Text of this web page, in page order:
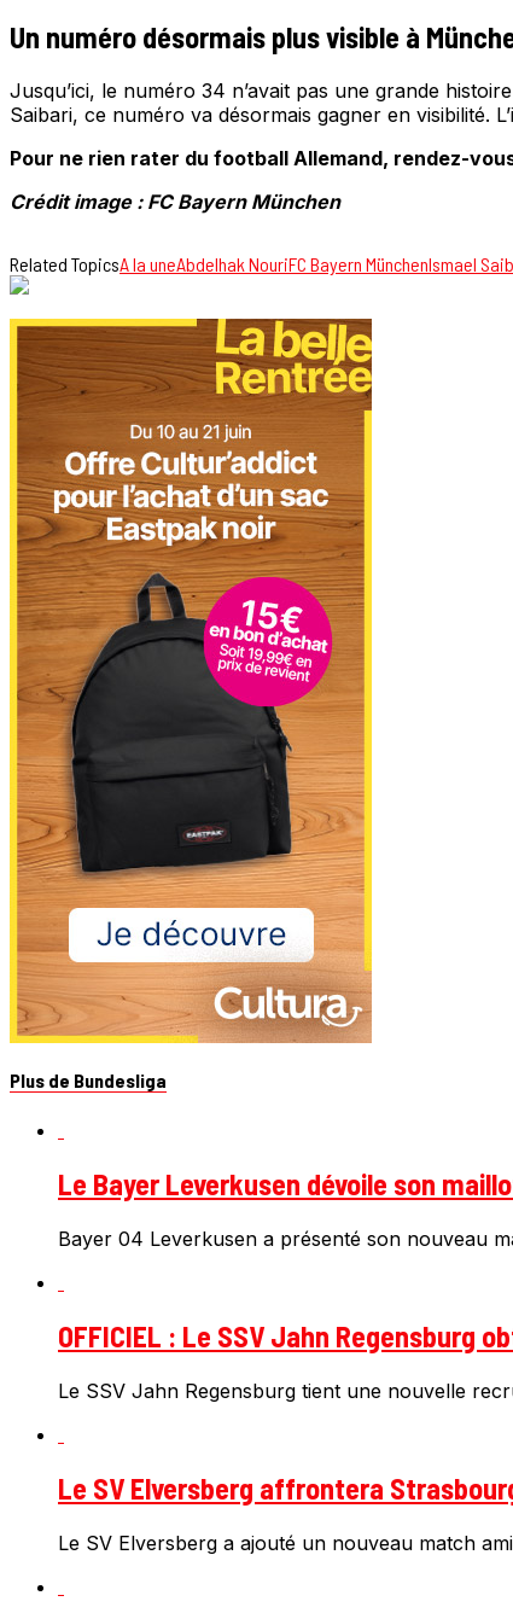
Un numéro désormais plus visible à
Jusqu’ici, le numéro 34 n’avait pas une grande
Saibari, ce numéro va désormais gagner en visibilité.
Pour ne rien rater du football Allemand, rendez-
Crédit image : FC Bayern München
Related TopicsA la uneAbdelhak NouriFC Bayern MünchenIsmael
Plus de Bundesliga
Le Bayer Leverkusen dévoile son
Bayer 04 Leverkusen a présenté son nouveau
OFFICIEL : Le SSV Jahn
Le SSV Jahn Regensburg tient une nouvelle
Le SV Elversberg affrontera
Le SV Elversberg a ajouté un nouveau match